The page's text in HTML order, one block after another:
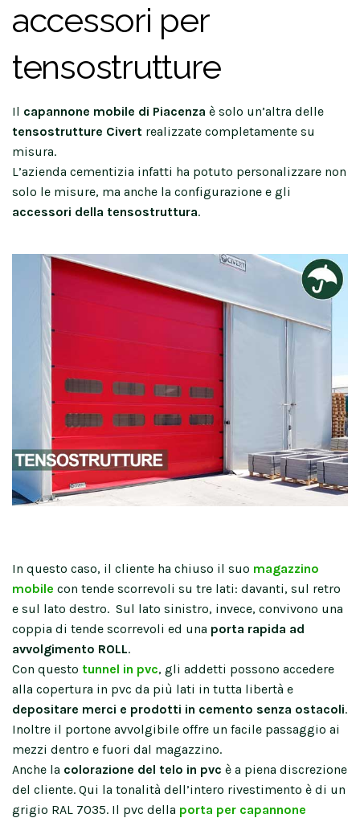
accessori per
tensostrutture
Il capannone mobile di Piacenza è solo un’altra delle
tensostrutture Civert realizzate completamente su
misura.
L’azienda cementizia infatti ha potuto personalizzare non
solo le misure, ma anche la configurazione e gli
accessori della tensostruttura.
In questo caso, il cliente ha chiuso il suo magazzino
mobile con tende scorrevoli su tre lati: davanti, sul retro
e sul lato destro. Sul lato sinistro, invece, convivono una
coppia di tende scorrevoli ed una porta rapida ad
avvolgimento ROLL.
Con questo tunnel in pvc, gli addetti possono accedere
alla copertura in pvc da più lati in tutta libertà e
depositare merci e prodotti in cemento senza ostacoli.
Inoltre il portone avvolgibile offre un facile passaggio ai
mezzi dentro e fuori dal magazzino.
Anche la colorazione del telo in pvc è a piena discrezione
del cliente. Qui la tonalità dell’intero rivestimento è di un
grigio RAL 7035. Il pvc della porta per capannone